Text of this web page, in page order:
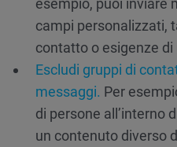
campi personalizzati,
contatto o esigenze
Escludi gruppi di
messaggi. Per
di persone all’interno
un contenuto diverso